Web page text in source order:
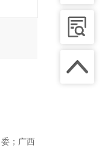
；广西